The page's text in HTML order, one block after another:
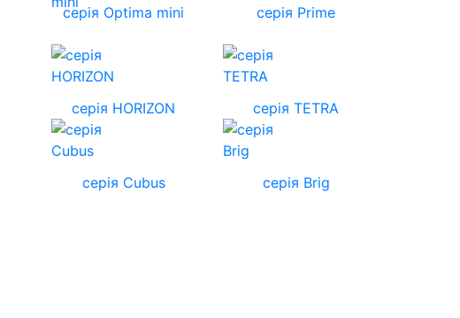
серія Optima mini серія Prime
cерія HORIZON серія TETRA
серія Cubus серія Brig